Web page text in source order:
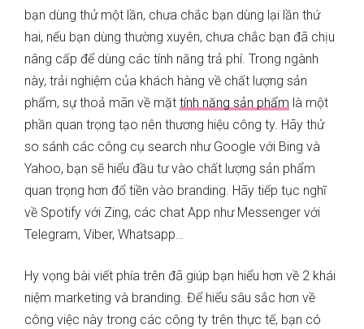
bạn dùng thử một lần, chưa chắc bạn dùng lại lần thứ
hai, nếu bạn dùng thường xuyên, chưa chắc bạn đã chịu
nâng cấp để dùng các tính năng trả phí. Trong ngành
này, trải nghiệm của khách hàng về chất lượng sản
phẩm, sự thoả mãn về mặt tính năng sản phẩm là một
phần quan trọng tạo nên thương hiệu công ty. Hãy thử
so sánh các công cụ search như Google với Bing và
Yahoo, bạn sẽ hiểu đầu tư vào chất lượng sản phẩm
quan trọng hơn đổ tiền vào branding. Hãy tiếp tục nghĩ
về Spotify với Zing, các chat App như Messenger với
Telegram, Viber, Whatsapp…
Hy vọng bài viết phía trên đã giúp bạn hiểu hơn về 2 khái
niệm marketing và branding. Để hiểu sâu sắc hơn về
công việc này trong các công ty trên thực tế, bạn có